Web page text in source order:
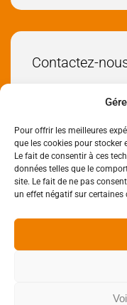
Pour offrir les meilleures
que les cookies pour
Le fait de consentir à ces
données telles que le
site. Le fait de ne pas
un effet négatif sur
Contactez-
Envoyez-
Réseaux